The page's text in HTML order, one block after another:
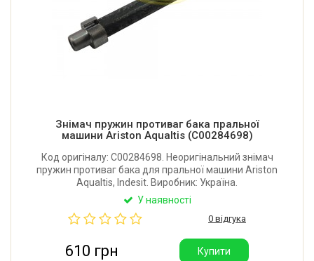
Знімач пружин противаг бака пральної
машини Ariston Aqualtis (C00284698)
Код оригіналу: C00284698. Неоригінальний знімач
пружин противаг бака для пральної машини Ariston
Aqualtis, Indesit. Виробник: Україна.
У наявності
0 відгука
610 грн Купити